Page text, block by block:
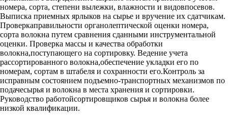
номера, сорта, степени вылежки, влажности и видовпосевов.
Выписка приемных ярлыков на сырье и вручение их сдатчикам.
Проверкаправильности органолептической оценки номера,
сорта волокна путем сравнения сданными инструментальной
оценки. Проверка массы и качества обработки
волокна,поступающего на сортировку. Ведение учета
рассортированного волокна,обеспечение укладки его по
номерам, сортам в штабеля и сохранности его.Контроль за
исправным состоянием подъемно-транспортных механизмов по
подачесырья и волокна в места хранения и сортировки.
Руководство работойсортировщиков сырья и волокна более
низкой квалификации.